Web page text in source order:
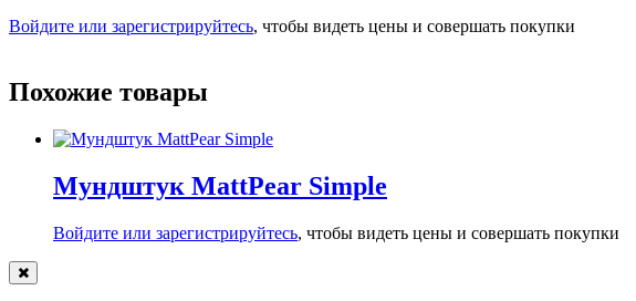
Войдите или зарегистрируйтесь, чтобы видеть цены и совершать покупки
Похожие товары
Мундштук MattPear Simple
Войдите или зарегистрируйтесь, чтобы видеть цены и совершать покупки